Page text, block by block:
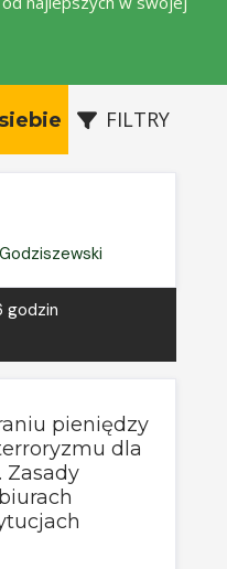
FILTRY
godzin
pieniędzy
dla
Zasady